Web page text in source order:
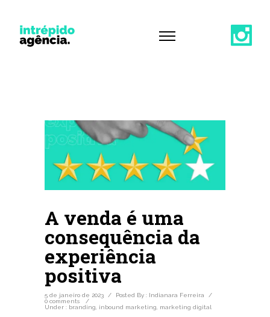
A venda é uma
consequência da
experiência
positiva
5 de janeiro de 2023 / Posted By : Indianara Ferreira
/
0 comments
/
Under : branding, inbound marketing, marketing digital